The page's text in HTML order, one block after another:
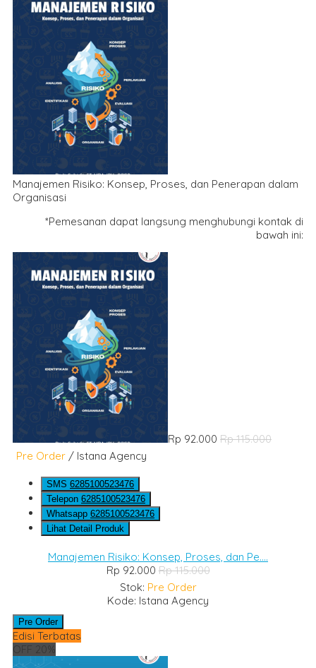
Manajemen Risiko: Konsep, Proses, dan Penerapan dalam
Organisasi
*Pemesanan dapat langsung menghubungi kontak di
bawah ini:
Rp 92.000 Rp 115.000
Pre Order / Istana Agency
SMS 6285100523476
Telepon 6285100523476
Whatsapp 6285100523476
Lihat Detail Produk
Manajemen Risiko: Konsep, Proses, dan Pe....
Rp 92.000Rp 115.000
Stok: Pre Order
Kode: Istana Agency
Pre Order
Edisi Terbatas
OFF 20%